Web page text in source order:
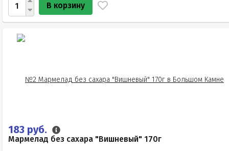
В корзину
183 руб.
Мармелад без сахара "Вишневый" 170г